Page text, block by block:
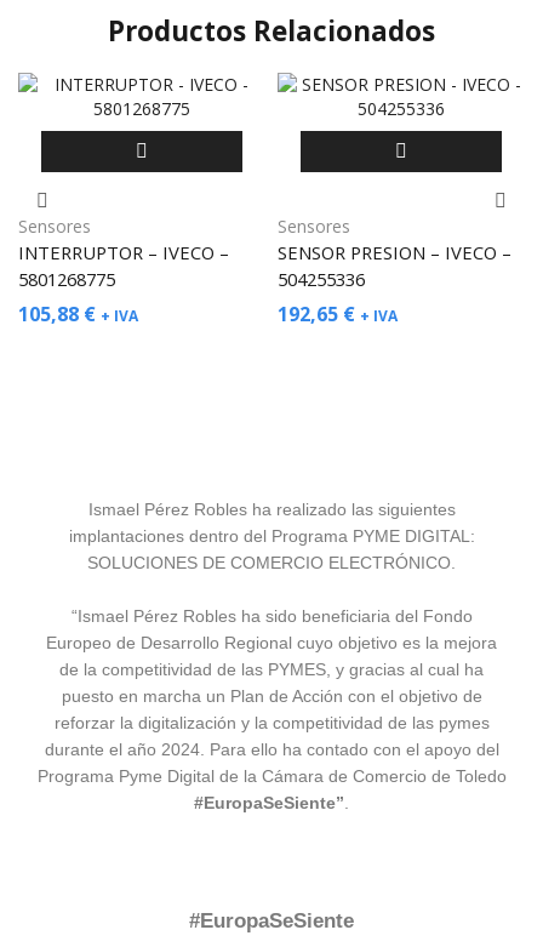
Productos Relacionados
Sensores
INTERRUPTOR – IVECO –
5801268775
105,88 € + IVA
Sensores
SENSOR PRESION – IVECO –
504255336
192,65 € + IVA
Ismael Pérez Robles ha realizado las siguientes
implantaciones dentro del Programa PYME DIGITAL:
SOLUCIONES DE COMERCIO ELECTRÓNICO.
“Ismael Pérez Robles ha sido beneficiaria del Fondo
Europeo de Desarrollo Regional cuyo objetivo es la mejora
de la competitividad de las PYMES, y gracias al cual ha
puesto en marcha un Plan de Acción con el objetivo de
reforzar la digitalización y la competitividad de las pymes
durante el año 2024. Para ello ha contado con el apoyo del
Programa Pyme Digital de la Cámara de Comercio de Toledo
#EuropaSeSiente”.
#EuropaSeSiente